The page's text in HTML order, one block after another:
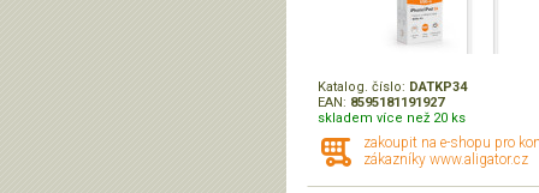
Katalog. číslo: DATKP34
EAN: 8595181191927
skladem více než 20 ks
zakoupit na e-shopu pro
zákazníky www.aligator.cz